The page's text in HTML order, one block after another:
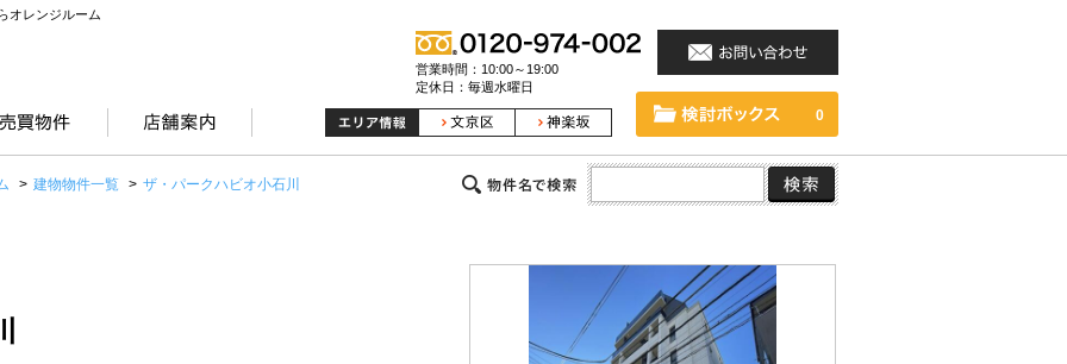
オレンジルーム
営業時間：10:00～19:00
定休日：毎週水曜日
0
> 建物物件一覧 > ザ・パークハビオ小石川